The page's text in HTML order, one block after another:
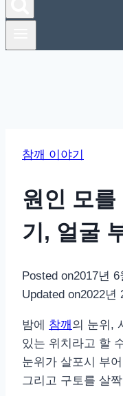
참깨 이야기
원인 모
기, 얼굴
Posted on2017년 6
Updated on2022년
밤에 참깨 의 눈위,
있는 위치라고 할
눈위가 살포시 부
그리고 구토를 살